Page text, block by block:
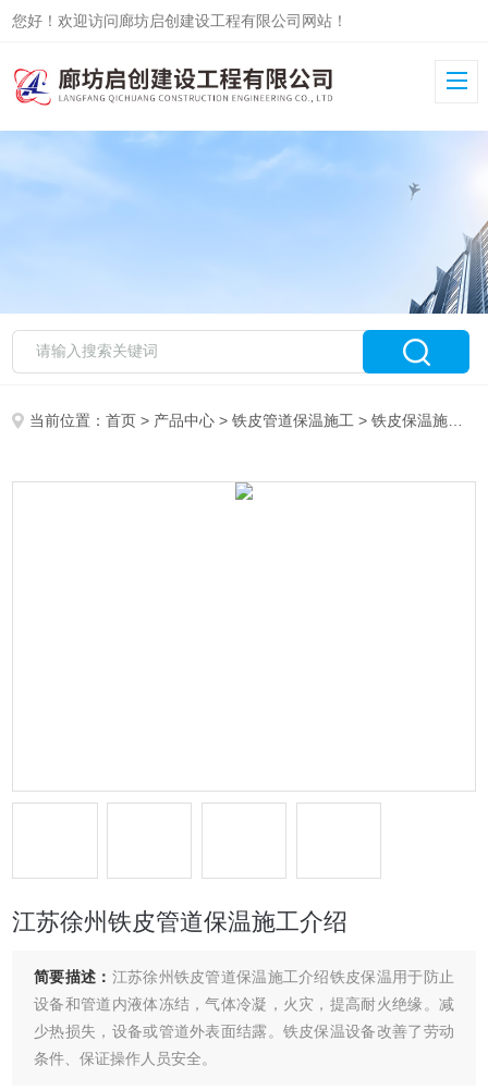
您好！欢迎访问廊坊启创建设工程有限公司网站！
当前位置：首页 > 产品中心 >铁皮管道保温施工 >铁皮保温施工队
江苏徐州铁皮管道保温施工介绍
简要描述： 江苏徐州铁皮管道保温施工介绍铁皮保温用于防止
设备和管道内液体冻结，气体冷凝，火灾，提高耐火绝缘。减
少热损失，设备或管道外表面结露。铁皮保温设备改善了劳动
条件、保证操作人员安全。